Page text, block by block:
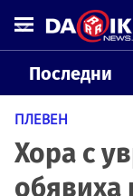
Последни
ПЛЕВЕН
Хора с
обявиха